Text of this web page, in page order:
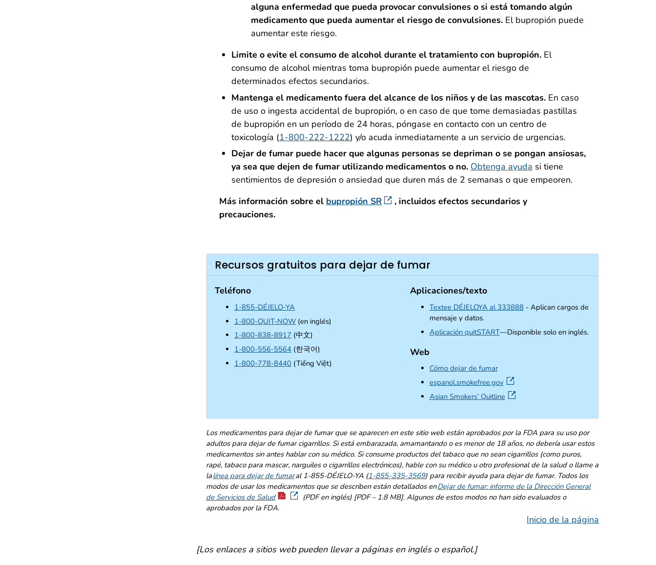
alguna enfermedad que pueda provocar convulsiones o si está tomando algún
medicamento que pueda aumentar el riesgo de convulsiones. El bupropión puede
aumentar este riesgo.
Limite o evite el consumo de alcohol durante el tratamiento con bupropión. El
consumo de alcohol mientras toma bupropión puede aumentar el riesgo de
determinados efectos secundarios.
Mantenga el medicamento fuera del alcance de los niños y de las mascotas. En caso
de uso o ingesta accidental de bupropión, o en caso de que tome demasiadas pastillas
de bupropión en un período de 24 horas, póngase en contacto con un centro de
toxicología (1-800-222-1222) y/o acuda inmediatamente a un servicio de urgencias.
Dejar de fumar puede hacer que algunas personas se depriman o se pongan ansiosas,
ya sea que dejen de fumar utilizando medicamentos o no. Obtenga ayuda si tiene
sentimientos de depresión o ansiedad que duren más de 2 semanas o que empeoren.
Más información sobre el bupropión SR
, incluidos efectos secundarios y
precauciones.
Recursos gratuitos para dejar de fumar
Teléfono
1-855-DÉJELO-YA
1-800-QUIT-NOW (en inglés)
1-800-838-8917 (中文)
1-800-556-5564 (한국어)
1-800-778-8440 (Tiếng Việt)
Aplicaciones/texto
Textee DÉJELOYA al 333888- Aplican cargos de
mensaje y datos.
Aplicación quitSTARTexternal icon
—Disponible solo en inglés.
Web
Cómo dejar de fumar
espanol.smokefree.govexternal icon
Asian Smokers’ Quitlineexternal icon
Los medicamentos para dejar de fumar que se aparecen en este sitio web están aprobados por la FDA para su uso por
adultos para dejar de fumar cigarrillos. Si está embarazada, amamantando o es menor de 18 años, no debería usar estos
medicamentos sin antes hablar con su médico. Si consume productos del tabaco que no sean cigarrillos (como puros,
rapé, tabaco para mascar, narguiles o cigarrillos electrónicos), hable con su médico u otro profesional de la salud o llame a
lalínea para dejar de fumaral 1-855-DÉJELO-YA (1-855-335-3569) para recibir ayuda para dejar de fumar. Todos los
modos de usar los medicamentos que se describen están detallados enDejar de fumar: informe de la Dirección General
de Servicios de Salud
(PDF en inglés) [PDF – 1.8 MB]. Algunos de estos modos no han sido evaluados o
aprobados por la FDA.
Inicio de la página
[Los enlaces a sitios web pueden llevar a páginas en inglés o español.]